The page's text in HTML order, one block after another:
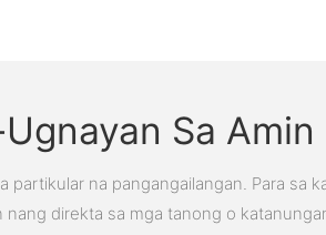
Sa Amin
na pangangailangan. Para sa
nang direkta sa mga tanong o